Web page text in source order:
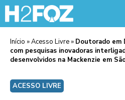
Início »Acesso Livre » Doutorado em
com pesquisas inovadoras
desenvolvidos na Mackenzie em
ACESSO LIVRE